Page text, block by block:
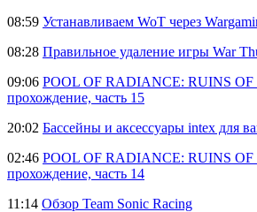
08:59 Устанавливаем WoT через
08:28 Правильное удаление игры War
09:06 POOL OF RADIANCE: RUINS
прохождение, часть 15
20:02 Бассейны и аксессуары intex для
02:46 POOL OF RADIANCE: RUINS
прохождение, часть 14
11:14 Обзор Team Sonic Racing